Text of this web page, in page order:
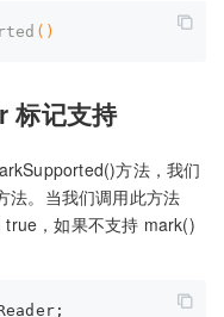
()
标记支持
方法，我们
法。当我们调用此方法
，如果不支持 mark()